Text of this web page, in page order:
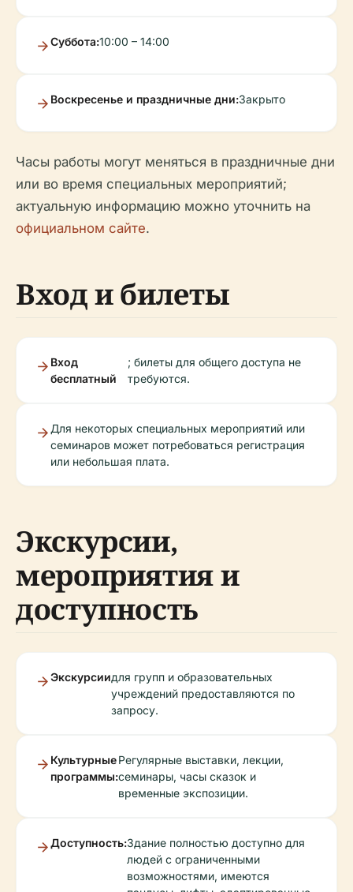
Суббота:10:00 – 14:00
Воскресенье и праздничные дни:Закрыто
Часы работы могут меняться в праздничные дни
или во время специальных мероприятий;
актуальную информацию можно уточнить на
официальном сайте.
Вход и билеты
Вход
бесплатный
; билеты для общего доступа не
требуются.
Для некоторых специальных мероприятий или
семинаров может потребоваться регистрация
или небольшая плата.
Экскурсии,
мероприятия и
доступность
Экскурсиидля групп и образовательных
учреждений предоставляются по
запросу.
Культурные
программы:
Регулярные выставки, лекции,
семинары, часы сказок и
временные экспозиции.
Доступность:Здание полностью доступно для
людей с ограниченными
возможностями, имеются